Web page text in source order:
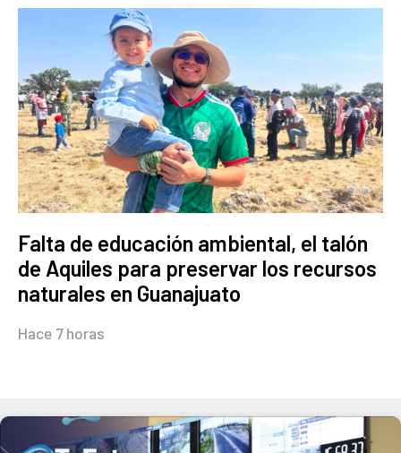
Falta de educación ambiental, el talón
de Aquiles para preservar los recursos
naturales en Guanajuato
Hace 7 horas